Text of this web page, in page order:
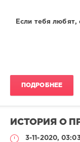
Если тебя любят,
ПОДРОБНЕЕ
ИСТОРИЯ О
3-11-2020,